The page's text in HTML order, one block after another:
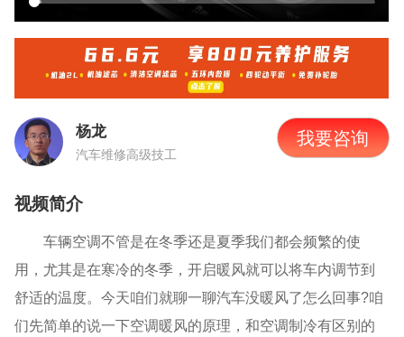
杨龙
汽车维修高级技工
我要咨询
视频简介
车辆空调不管是在冬季还是夏季我们都会频繁的使
用，尤其是在寒冷的冬季，开启暖风就可以将车内调节到
舒适的温度。今天咱们就聊一聊汽车没暖风了怎么回事?咱
们先简单的说一下空调暖风的原理，和空调制冷有区别的